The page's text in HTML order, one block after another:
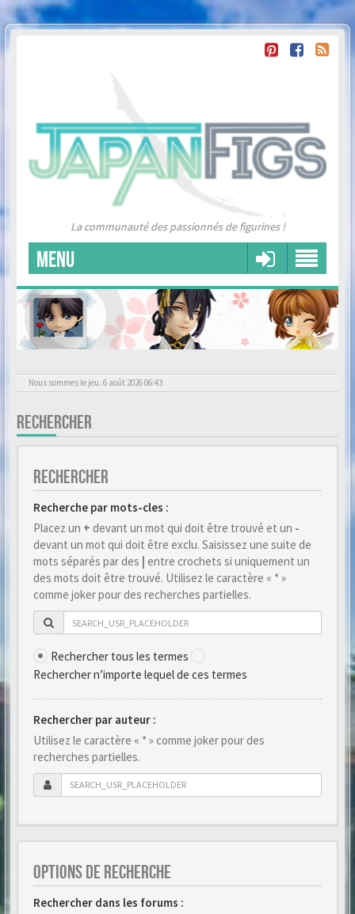
La communauté des passionnés de figurines !
MENU
Nous sommes le jeu. 6 août 2026 06:43
RECHERCHER
RECHERCHER
Recherche par mots-cles :
Placez un + devant un mot qui doit être trouvé et un -
devant un mot qui doit être exclu. Saisissez une suite de
mots séparés par des | entre crochets si uniquement un
des mots doit être trouvé. Utilisez le caractère « * »
comme joker pour des recherches partielles.
Rechercher tous les termes
Rechercher n’importe lequel de ces termes
Rechercher par auteur :
Utilisez le caractère « * » comme joker pour des
recherches partielles.
OPTIONS DE RECHERCHE
Rechercher dans les forums :